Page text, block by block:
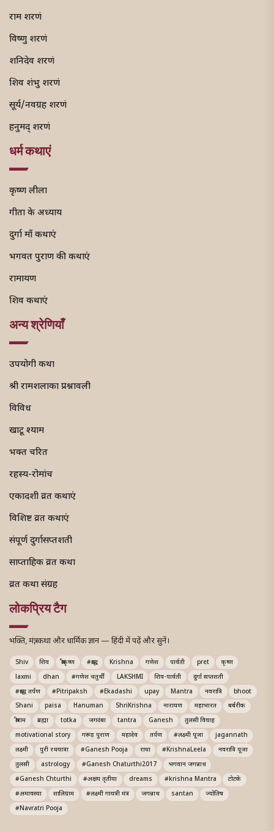
राम शरणं
विष्णु शरणं
शनिदेव शरणं
शिव शंभु शरणं
सूर्य/नवग्रह शरणं
हनुमद् शरणं
धर्म कथाएं
कृष्ण लीला
गीता के अध्याय
दुर्गा माँ कथाएं
भगवत पुराण की कथाएं
रामायण
शिव कथाएं
अन्य श्रेणियाँ
उपयोगी कथा
श्री रामशलाका प्रश्नावली
विविध
खाटू श्याम
भक्त चरित
रहस्य-रोमांच
एकादशी व्रत कथाएं
विशिष्ट व्रत कथाएं
संपूर्ण दुर्गासप्तशती
साप्ताहिक व्रत कथा
व्रत कथा संग्रह
लोकप्रिय टैग
भक्ति, मंत्र, कथा और धार्मिक ज्ञान — हिंदी में पढ़ें और सुनें।
Shiv शिव श्रीकृष्ण #श्राद्ध Krishna गणेश पार्वती pret
कृष्ण
laxmi
dhan #गणेश चतुर्थी LAKSHMI शिव-पार्वती
दुर्गा सप्तशती
#श्राद्ध तर्पण
#Pitripaksh #Ekadashi upay Mantra नवरात्रि
bhoot
Shani
paisa Hanuman ShriKrishna नारायण महाभारत
बर्बरीक
श्रीराम
ब्रह्मा totka जगदंबा tantra Ganesh
तुलसी विवाह
motivational story
गरूड़ पुराण महादेव तर्पण #लक्ष्मी पूजा
jagannath
लक्ष्मी
पुरी रथयात्रा #Ganesh Pooja राधा #KrishnaLeela
नवरात्रि पूजा
तुलसी
astrology #Ganesh Chaturthi2017
भगवान जगन्नाथ
#Ganesh Chturthi
#अक्षय तृतीया dreams #krishna Mantra
टोटके
#अमावस्या
शालिग्राम #लक्ष्मी गायत्री मंत्र जगन्नाथ santan
ज्योतिष
#Navratri Pooja